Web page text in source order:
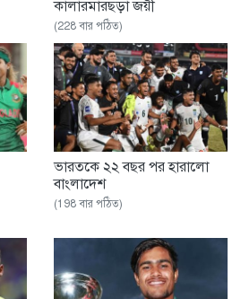
কালারমারছড়া জয়ী
(228 বার পঠিত)
ভারতকে ২২ বছর পর হারালো
বাংলাদেশ
(198 বার পঠিত)